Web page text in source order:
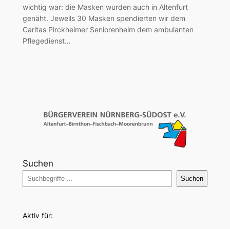
wichtig war: die Masken wurden auch in Altenfurt
genäht. Jeweils 30 Masken spendierten wir dem
Caritas Pirckheimer Seniorenheim dem ambulanten
Pflegedienst…
Suchen
Suchen
Aktiv für: